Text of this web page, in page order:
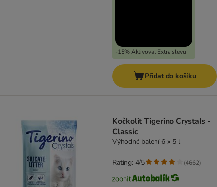
-15% Aktivovat Extra slevu
Přidat do košíku
Kočkolit Tigerino Crystals -
Classic
Výhodné balení 6 x 5 l
Rating: 4/5 (4662)